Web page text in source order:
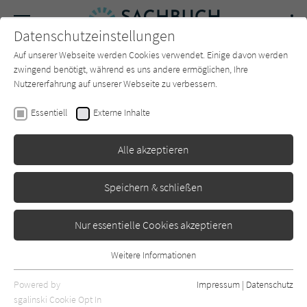
SUCHE Forum Charts Newsletter
Matthew Hussey
Ansprüche haben darfst und
andere Erkenntnisse auf dem
Weg zum Partner fürs Leben
Erschienen: Juni 2025 0
Datenschutzeinstellungen
Auf unserer Webseite werden Cookies verwendet. Einige davon werden
zwingend benötigt, während es uns andere ermöglichen, Ihre
Nutzererfahrung auf unserer Webseite zu verbessern.
Essentiell Externe Inhalte
Alle akzeptieren
Speichern & schließen
Nur essentielle Cookies akzeptieren
Essentielle Cookies werden für grundlegende Funktionen der
Webseite benötigt. Dadurch ist gewährleistet, dass die Webseite
Weitere Informationen
Powered by
sgalinski Cookie Opt In
Impressum | Datenschutz